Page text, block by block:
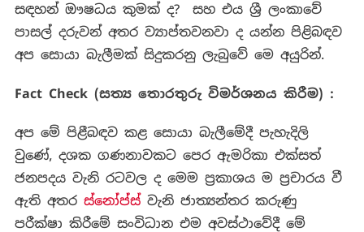
සඳහන් ඖෂධය කුමක් ද? සහ එය ශ්‍රී ලංකාවේ
පාසල් දරුවන් අතර ව්‍යාප්තවනවා ද යන්න පිළිබඳව
අප සොයා බැලීමක් සිදුකරනු ලැබුවේ මෙ අයුරින්.
Fact Check (සත්‍ය තොරතුරු විමර්ශනය කිරීම) :
අප මේ පිළීබඳව කළ සොයා බැලීමේදී පැහැදිලි
වුණේ, දශක ගණනාවකට පෙර ඇමරිකා එක්සත්
ජනපදය වැනි රටවල ද මෙම ප්‍රකාශය ම ප්‍රචාරය වී
ඇති අතර ස්නෝප්ස්වැනි ජාත්‍යන්තර කරුණු
පරීක්ෂා කිරීමේ සංවිධාන එම අවස්ථාවේදී මේ